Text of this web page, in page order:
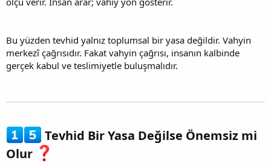
Bu yüzden tevhid yalnız toplumsal bir yasa değildir. Vahyin
merkezî çağrısıdır. Fakat vahyin çağrısı, insanın kalbinde
gerçek kabul ve teslimiyetle buluşmalıdır.
Tevhid Bir Yasa Değilse Önemsiz mi
Olur